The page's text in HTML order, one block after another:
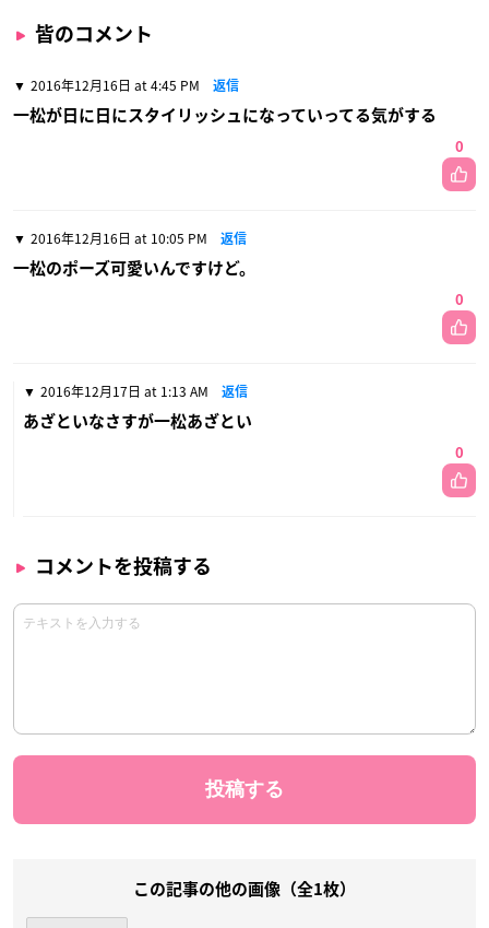
皆のコメント
2016年12月16日 at 4:45 PM 返信
一松が日に日にスタイリッシュになっていってる気がする
0
2016年12月16日 at 10:05 PM 返信
一松のポーズ可愛いんですけど。
0
2016年12月17日 at 1:13 AM 返信
あざといなさすが一松あざとい
0
コメントを投稿する
この記事の他の画像（全1枚）